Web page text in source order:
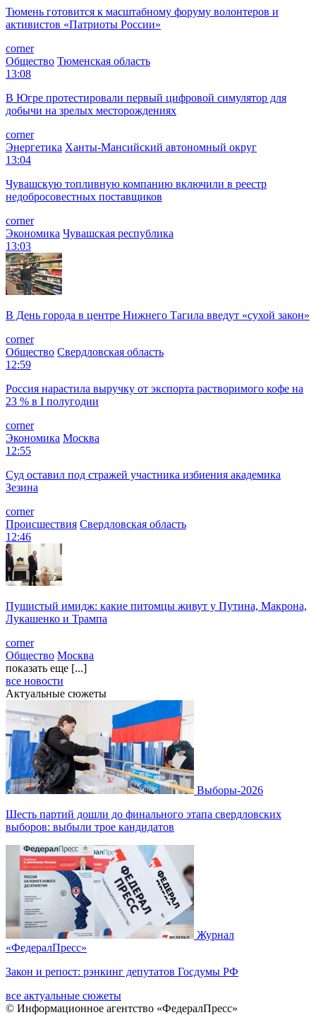
Тюмень готовится к масштабному форуму волонтеров и
активистов «Патриоты России»
corner
Общество Тюменская область
13:08
В Югре протестировали первый цифровой симулятор для
добычи на зрелых месторождениях
corner
Энергетика Ханты-Мансийский автономный округ
13:04
Чувашскую топливную компанию включили в реестр
недобросовестных поставщиков
corner
Экономика Чувашская республика
13:03
В День города в центре Нижнего Тагила введут «сухой закон»
corner
Общество Свердловская область
12:59
Россия нарастила выручку от экспорта растворимого кофе на
23 % в I полугодии
corner
Экономика Москва
12:55
Суд оставил под стражей участника избиения академика
Зезина
corner
Происшествия Свердловская область
12:46
Пушистый имидж: какие питомцы живут у Путина, Макрона,
Лукашенко и Трампа
corner
Общество Москва
показать еще [...]
все новости
Актуальные сюжеты
Выборы-2026
Шесть партий дошли до финального этапа свердловских
выборов: выбыли трое кандидатов
Журнал
«ФедералПресс»
Закон и репост: рэнкинг депутатов Госдумы РФ
все актуальные сюжеты
© Информационное агентство «ФедералПресс»